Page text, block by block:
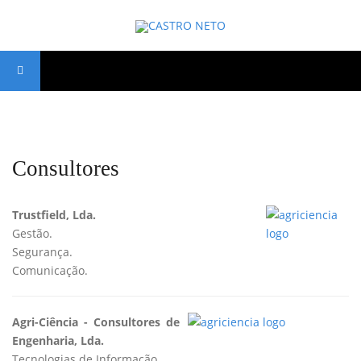
Consultores
Trustfield, Lda.
Gestão.
Segurança.
Comunicação.
Agri-Ciência - Consultores de
Engenharia, Lda.